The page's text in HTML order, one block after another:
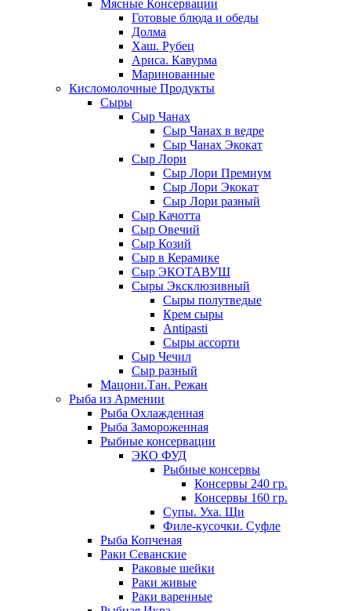
Мясные Консервации
Готовые блюда и обеды
Долма
Хаш. Рубец
Ариса. Кавурма
Маринованные
Кисломолочные Продукты
Сыры
Сыр Чанах
Сыр Чанах в ведре
Сыр Чанах Экокат
Сыр Лори
Сыр Лори Премиум
Сыр Лори Экокат
Сыр Лори разный
Сыр Качотта
Сыр Овечий
Сыр Козий
Сыр в Керамике
Сыр ЭКОТАВУШ
Сыры Эксклюзивный
Сыры полутведые
Крем сыры
Antipasti
Сыры ассорти
Сыр Чечил
Сыр разный
Мацони.Тан. Режан
Рыба из Армении
Рыба Охлажденная
Рыба Замороженная
Рыбные консервации
ЭКО ФУД
Рыбные консервы
Консервы 240 гр.
Консервы 160 гр.
Супы. Уха. Щи
Филе-кусочки. Суфле
Рыба Копченая
Раки Севанские
Раковые шейки
Раки живые
Раки варенные